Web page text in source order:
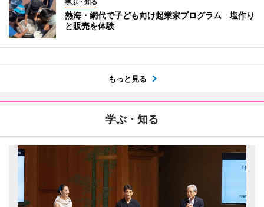
熱海・網代で子ども向け起業家プログラム 塩作り
と販売を体験
もっと見る
学ぶ・知る